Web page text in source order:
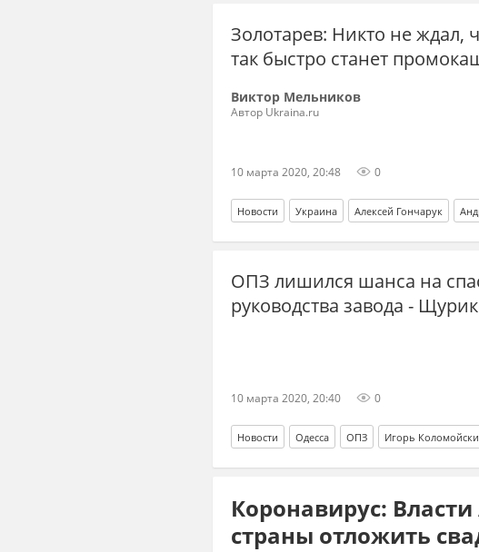
Золотарев: Никто не ждал,
так быстро станет
Виктор Мельников
Автор Ukraina.ru
10 марта 2020, 20:48 0
Новости Украина Алексей Гончарук
ОПЗ лишился шанса на
руководства завода -
10 марта 2020, 20:40 0
Новости Одесса ОПЗ Игорь
Коронавирус:
страны отложить